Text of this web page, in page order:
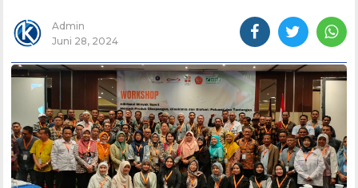
Admin
Juni 28, 2024